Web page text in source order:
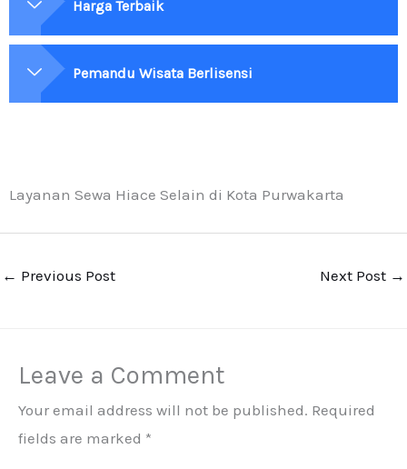
Harga Terbaik
Pemandu Wisata Berlisensi
Layanan Sewa Hiace Selain di Kota Purwakarta
← Previous Post Next Post →
Leave a Comment
Your email address will not be published. Required
fields are marked *